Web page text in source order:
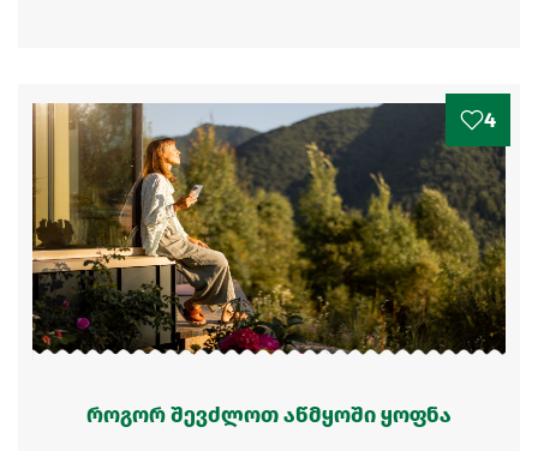
4
როგორ შევძლოთ აწმყოში ყოფნა